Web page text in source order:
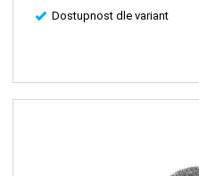
Dostupnost dle variant